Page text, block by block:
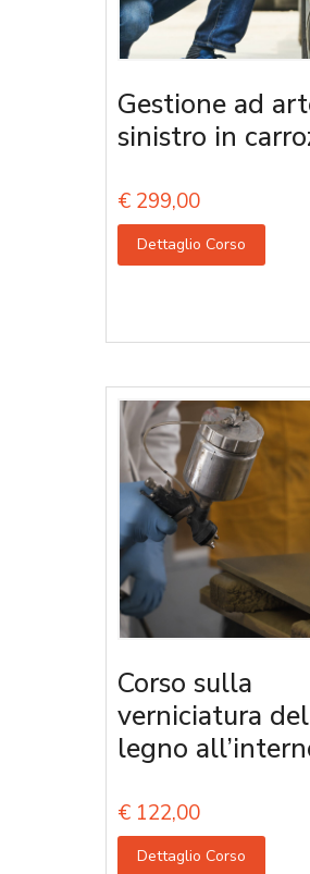
Gestione ad
sinistro in
€ 299,00
Dettaglio Corso
Corso sulla
verniciatura del
legno
€ 122,00
Dettaglio Corso